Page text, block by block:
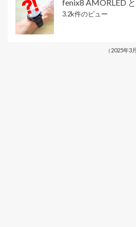
fenix8 AMORLED と
3.2k件のビュー
（2025年3